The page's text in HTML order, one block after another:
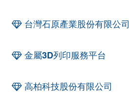
台灣石原產業股份有限公司
金屬3D列印服務平台
高柏科技股份有限公司